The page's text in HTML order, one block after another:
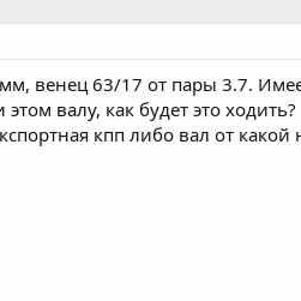
венец 63/17 от пары 3.7.
валу, как будет это ходить?
кпп либо вал от какой